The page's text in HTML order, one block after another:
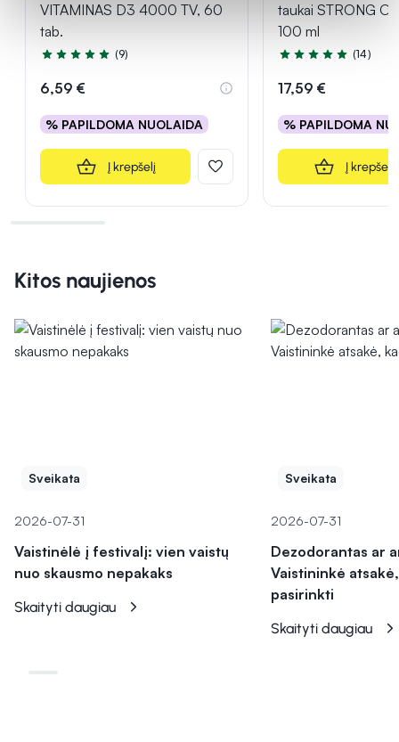
VITAMINAS D3 4000 TV, 60
tab.
Įvertinimas 4.9 iš 5
(9)
6,59 €
% PAPILDOMA NUOLAIDA
Į krepšelį
taukai STRONG
100 ml
Įvertinimas 4.7 iš 5
(14)
17,59 €
% PAPILDOMA
Į krepšelį
Kitos naujienos
Sveikata
2026-07-31
Vaistinėlė į festivalį: vien vaistų
nuo skausmo nepakaks
Skaityti daugiau
Sveikata
2026-07-31
Dezodorantas ar
Vaistininkė
pasirinkti
Skaityti daugiau